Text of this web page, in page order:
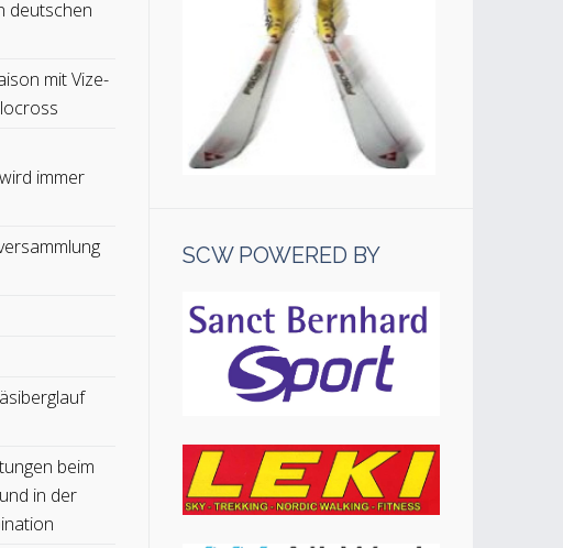
deutschen
mit Vize-
immer
beim
in der
SCW POWERED BY